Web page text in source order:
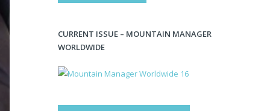
CURRENT ISSUE – MOUNTAIN MANAGER
WORLDWIDE